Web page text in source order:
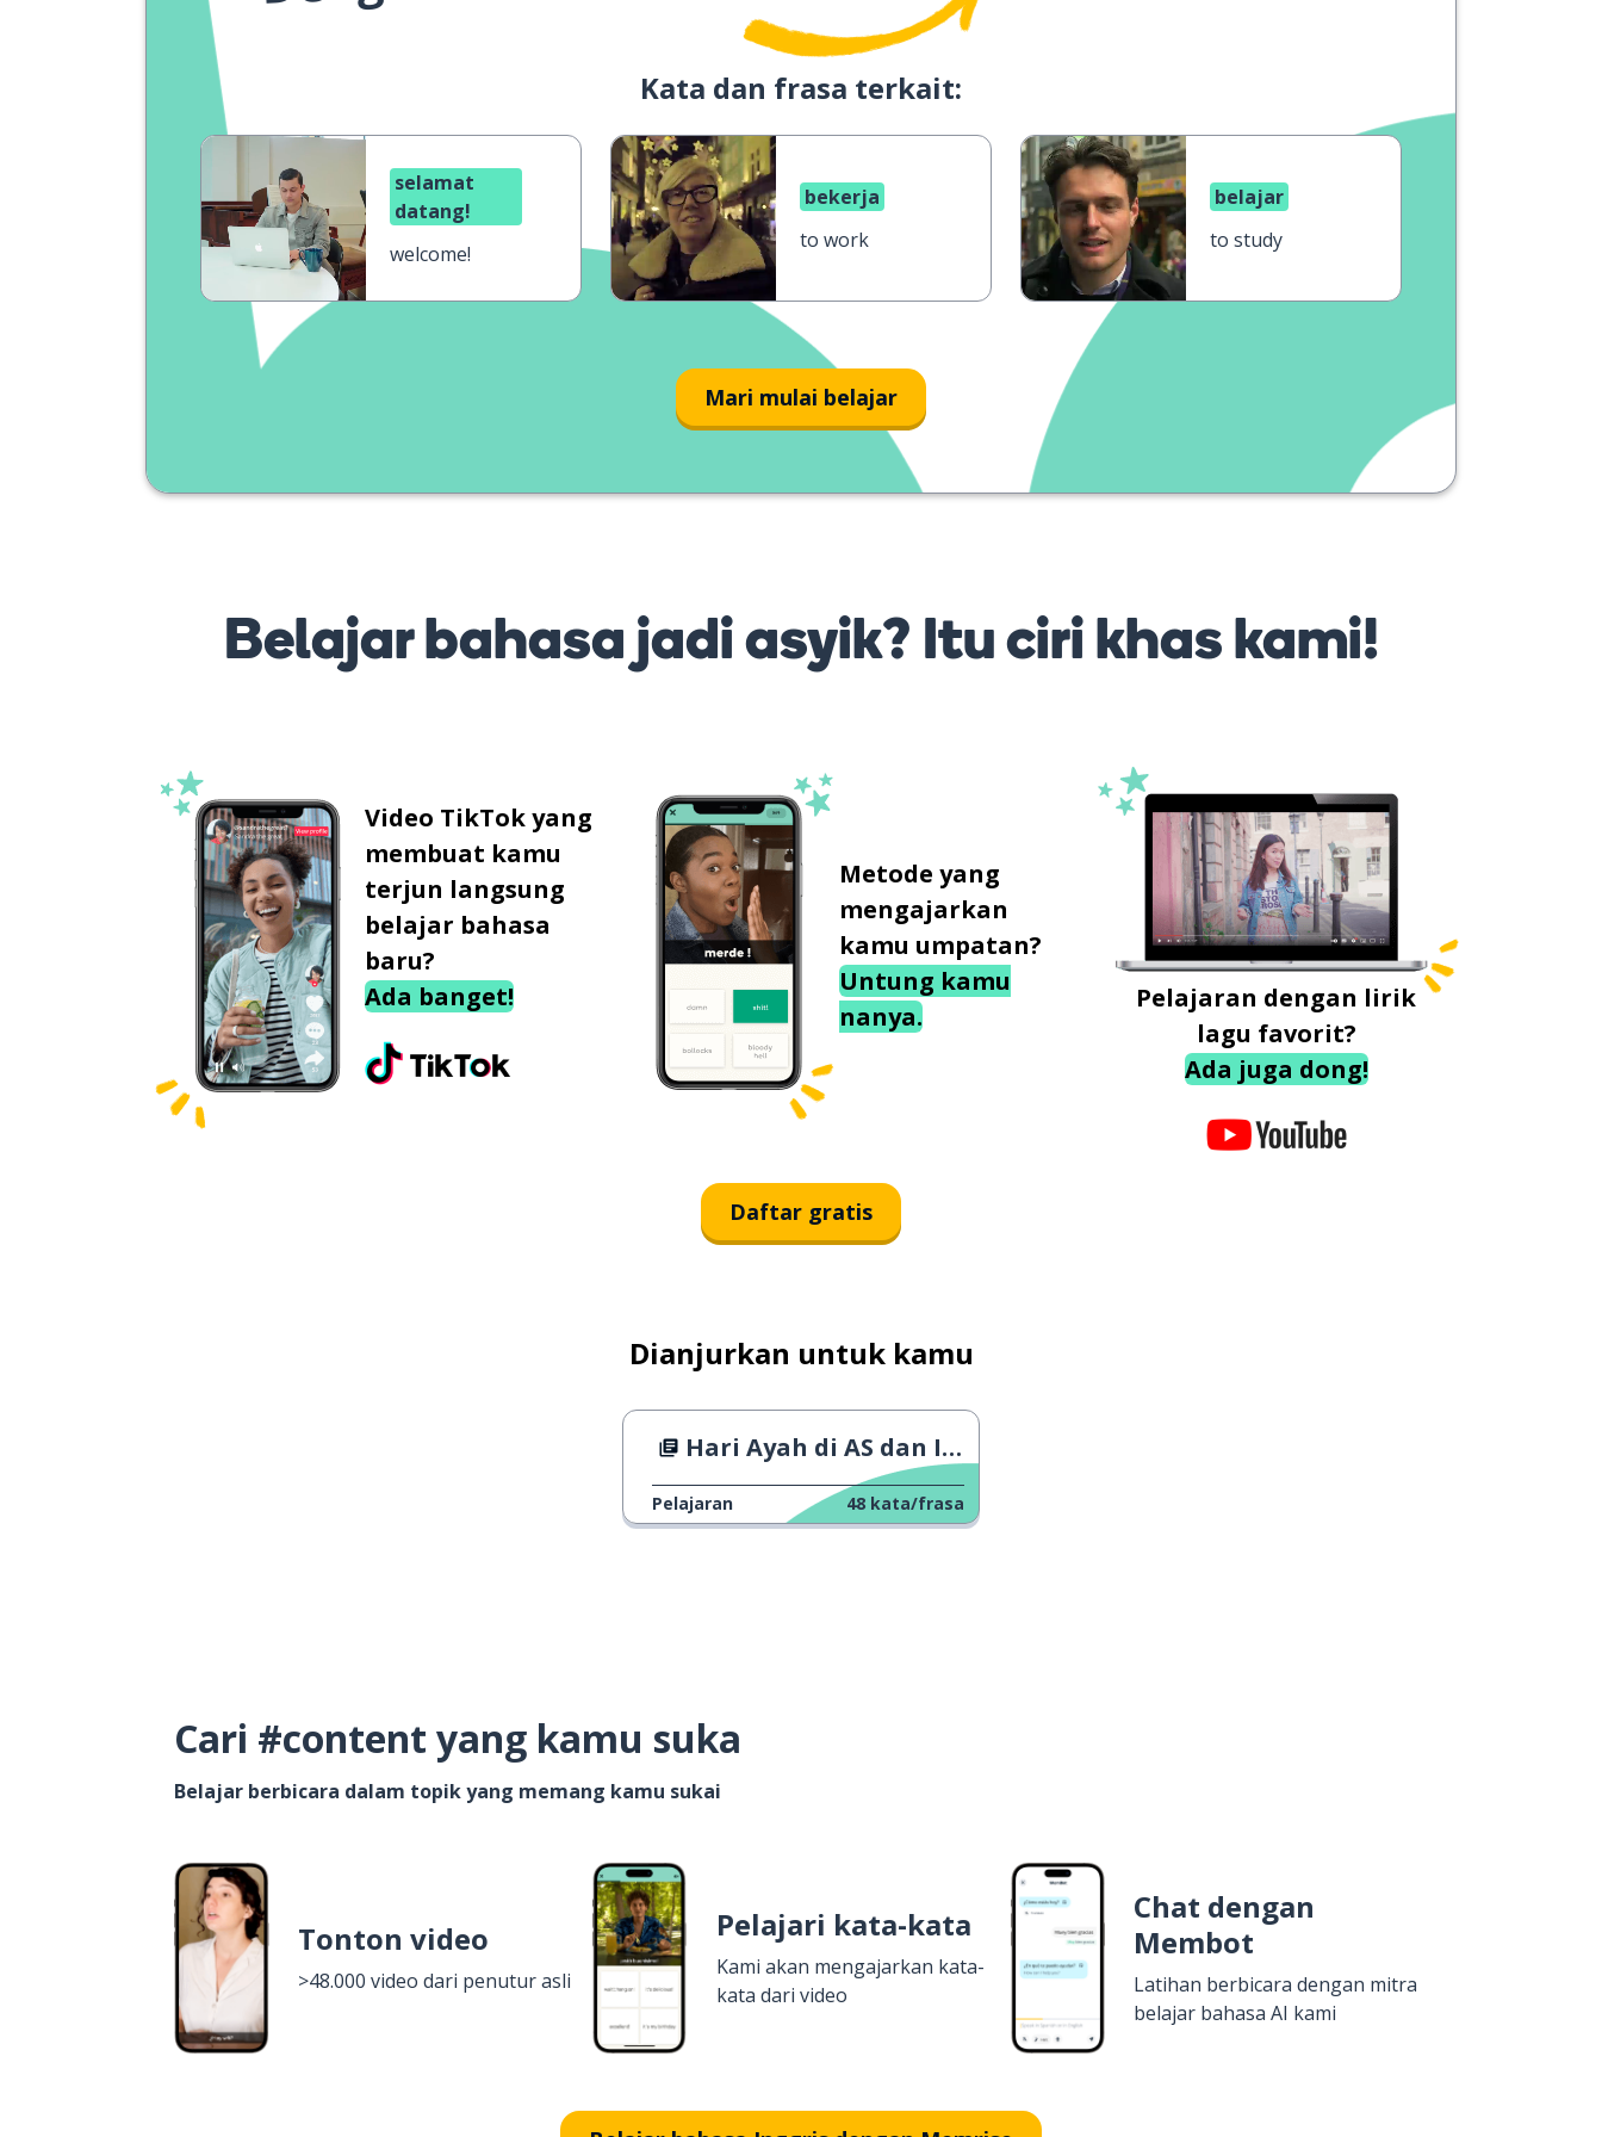
Kata dan frasa terkait:
selamat
datang!
welcome!
bekerja
to work
belajar
to study
Mari mulai belajar
Belajar bahasa jadi asyik? Itu ciri khas kami!
Video TikTok yang
membuat kamu
terjun langsung
belajar bahasa
baru?
Ada banget!
Metode yang
mengajarkan
kamu umpatan?
Untung kamu
nanya.
Pelajaran dengan lirik
lagu favorit?
Ada juga dong!
Daftar gratis
Dianjurkan untuk kamu
Hari Ayah di AS dan Inggris
Pelajaran 48 kata/frasa
Cari #content yang kamu suka
Belajar berbicara dalam topik yang memang kamu sukai
Tonton video
>48.000 video dari penutur asli
Pelajari kata-kata
Kami akan mengajarkan kata-
kata dari video
Chat dengan
Membot
Latihan berbicara dengan mitra
belajar bahasa AI kami